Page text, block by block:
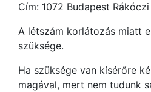
Cím: 1072 Budapest
A létszám korlátozás miatt
szüksége.
Ha szüksége van kísérőre
magával, mert nem tudunk